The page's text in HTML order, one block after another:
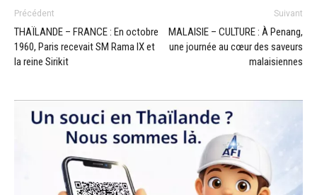
Précédent
THAÏLANDE – FRANCE : En octobre
1960, Paris recevait SM Rama IX et
la reine Sirikit
Suivant
MALAISIE – CULTURE : À Penang,
une journée au cœur des saveurs
malaisiennes